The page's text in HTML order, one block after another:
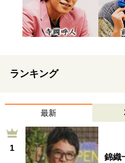
ランキング
最新
1
錦織